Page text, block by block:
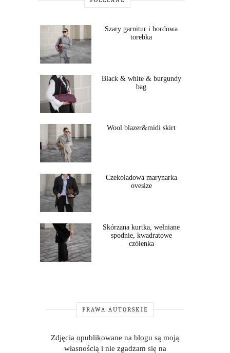
Szary garnitur i bordowa
torebka
Black & white & burgundy
bag
Wool blazer&midi skirt
Czekoladowa marynarka
ovesize
Skórzana kurtka, wełniane
spodnie, kwadratowe
czółenka
PRAWA AUTORSKIE
Zdjęcia opublikowane na blogu są moją
własnością i nie zgadzam się na